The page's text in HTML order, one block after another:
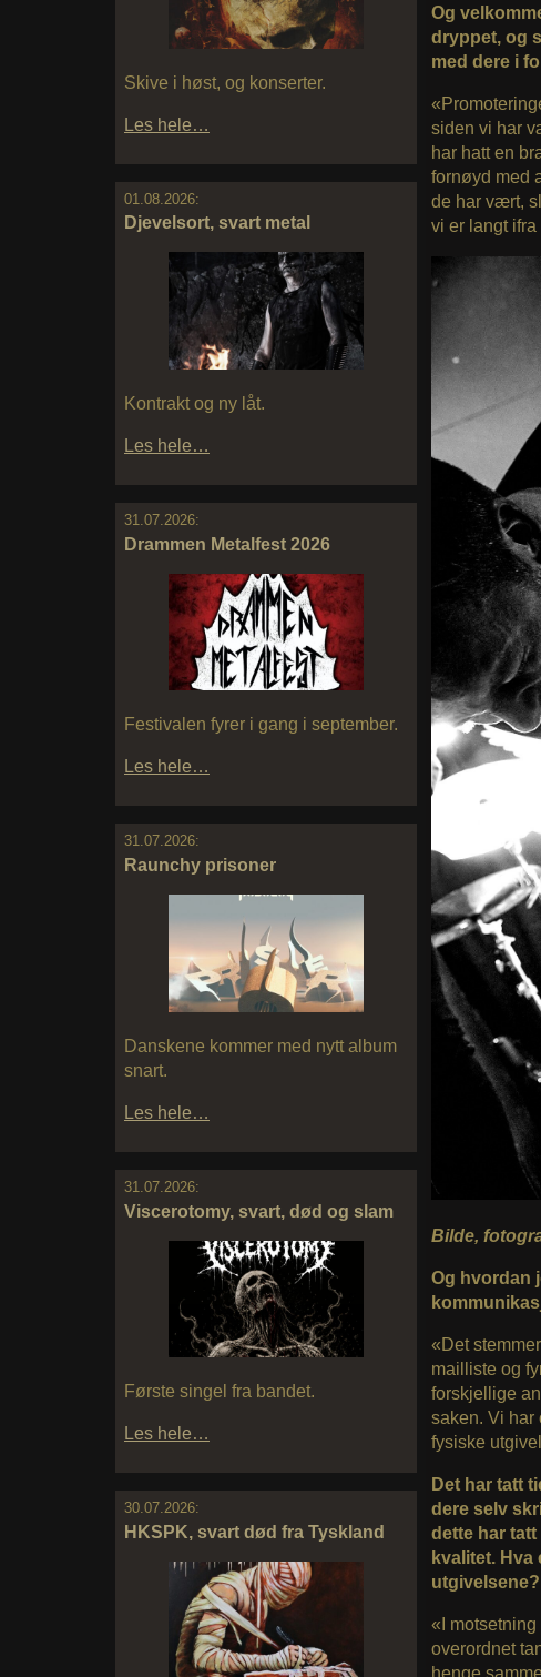
Skive i høst, og konserter.
Les hele…
01.08.2026:
Djevelsort, svart metal
Kontrakt og ny låt.
Les hele…
31.07.2026:
Drammen Metalfest 2026
Festivalen fyrer i gang i september.
Les hele…
31.07.2026:
Raunchy prisoner
Danskene kommer med nytt album
snart.
Les hele…
31.07.2026:
Viscerotomy, svart, død og slam
Første singel fra bandet.
Les hele…
30.07.2026:
HKSPK, svart død fra Tyskland
Og
dryppet, og
med dere i
siden vi har
har hatt en
fornøyd med
de har vært,
vi er langt ifra
Bilde,
Og hvordan
«Det
mailliste og
forskjellige
saken. Vi har
fysiske
Det har tatt
dere selv
dette har
kvalitet.
utgivelsene?
«I motsetning
overordnet
henge